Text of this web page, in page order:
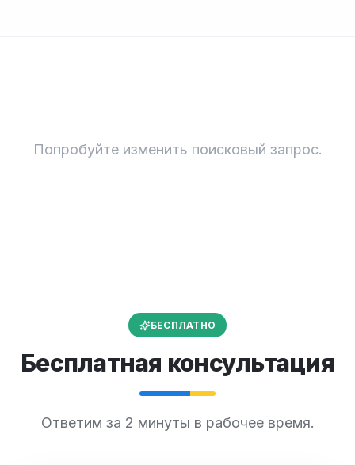
Попробуйте изменить поисковый запрос.
БЕСПЛАТНО
Бесплатная консультация
Ответим за 2 минуты в рабочее время.